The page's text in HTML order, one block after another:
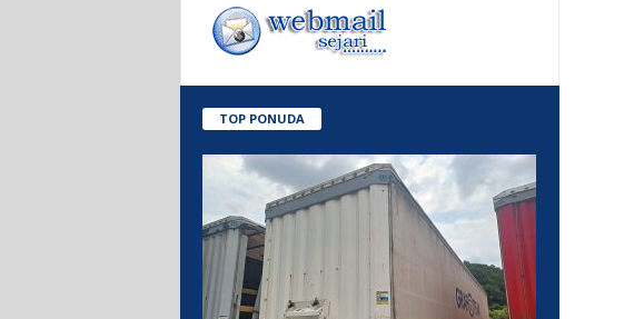
o
.
a
TOP PONUDA